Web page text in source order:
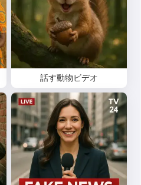
話す動物ビデオ